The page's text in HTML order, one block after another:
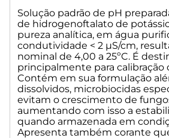
Solução padrão de pH
de hidrogenoftalato de
pureza analítica, em água
condutividade < 2 µS/cm,
nominal de 4,00 a 25ºC. É
principalmente para calibração
Contém em sua formulação
dissolvidos, microbiocidas
evitam o crescimento de
aumentando com isso a
quando armazenada em
Apresenta também corante